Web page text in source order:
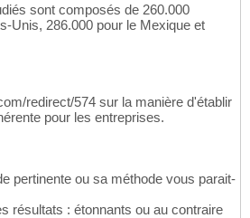
sont composés de 260.000
Unis, 286.000 pour le Mexique et
redirect/574 sur la manière d'établir
pour les entreprises.
pertinente ou sa méthode vous parait-
résultats : étonnants ou au contraire